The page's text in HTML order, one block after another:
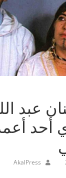
عبد
أحد
AkalPress